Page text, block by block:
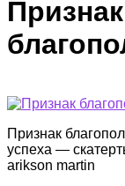
Признак
успеха —
arikson martin